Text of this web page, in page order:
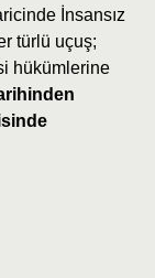
İnsansız
türlü uçuş;
hükümlerine